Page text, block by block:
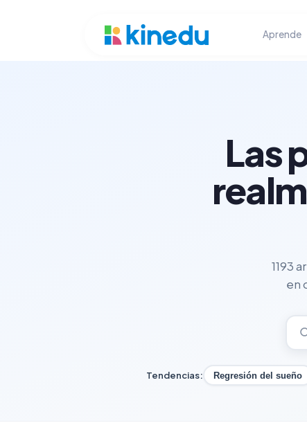
Aprende
Las
1193
en
Tendencias: Regresión del sueño